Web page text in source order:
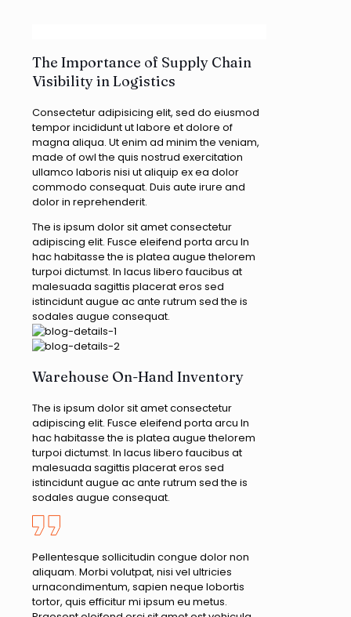
The Importance of Supply Chain
Visibility in Logistics
Consectetur adipisicing elit, sed do eiusmod
tempor incididunt ut labore et dolore of
magna aliqua. Ut enim ad minim the veniam,
made of owl the quis nostrud exercitation
ullamco laboris nisi ut aliquip ex ea dolor
commodo consequat. Duis aute irure and
dolor in reprehenderit.
The is ipsum dolor sit amet consectetur
adipiscing elit. Fusce eleifend porta arcu In
hac habitasse the is platea augue thelorem
turpoi dictumst. In lacus libero faucibus at
malesuada sagittis placerat eros sed
istincidunt augue ac ante rutrum sed the is
sodales augue consequat.
Warehouse On-Hand Inventory
The is ipsum dolor sit amet consectetur
adipiscing elit. Fusce eleifend porta arcu In
hac habitasse the is platea augue thelorem
turpoi dictumst. In lacus libero faucibus at
malesuada sagittis placerat eros sed
istincidunt augue ac ante rutrum sed the is
sodales augue consequat.
Pellentesque sollicitudin congue dolor non
aliquam. Morbi volutpat, nisi vel ultricies
urnacondimentum, sapien neque lobortis
tortor, quis efficitur mi ipsum eu metus.